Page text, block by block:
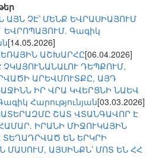
ԱՅՆ ՉԷ՝ ՄԵՆՔ ԵՎՐԱՍԻԱՅՈՒՄ
ԵՎՐՈՊԱՅՈՒՄ. Գագիկ
[14.05.2026]
ԱՇԽԱՐՀԸ[06.04.2026]
ԴԵՊՔՈՒՄ,
ԱՐԵՎՄՈՒՏՔԸ, ԱՅԴ
ԻՐ ՎՐԱ ԿՎԵՐՑՆԻ ՆԱԵՎ
Հարությունյան[03.03.2026]
ՇԱՏ ՎՏԱՆԳԱՎՈՐ Է
ԻՐԱՆԻ ՄԻՋՈՒԿԱՅԻՆ
ՏԵՂԱԴՐՎԱԾ ԵՆ ԵՐԿՐԻ
ՄԱՍՈՒՄ, ԱՅՍԻՆՔՆ՝ ՄՈՏ ԵՆ ՀՀ